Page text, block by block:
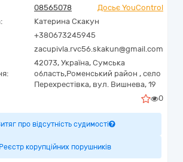
08565078
Досьє YouControl
Катерина Скакун
+380673245945
zacupivla.rvc56.skakun@gmail.com
42073, Україна, Сумська
область,Роменський район , село
Перехрестівка, вул. Вишнева, 19
0
про відсутність судимості
Реєстр корупційних порушників